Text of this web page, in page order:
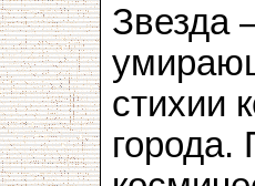
Звезда
стихии
города.